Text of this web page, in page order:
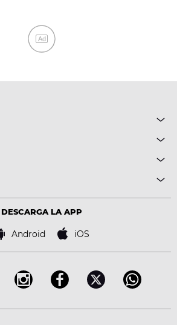
Ad
DESCARGA LA APP
Android iOS